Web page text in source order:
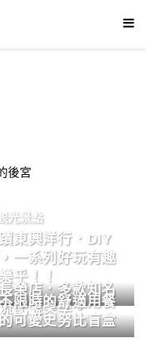
太厚-鵝娘的後宮
光景點
東興洋行．DIY
一系列好玩有趣
乎！！
榮店．多款知名
配鏡美學。
限時的舒適用餐
可愛史努比盲盒